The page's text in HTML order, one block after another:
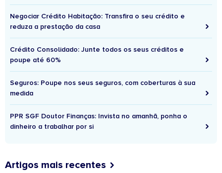
Negociar Crédito Habitação: Transfira o seu crédito e
reduza a prestação da casa
Crédito Consolidado: Junte todos os seus créditos e
poupe até 60%
Seguros: Poupe nos seus seguros, com coberturas à sua
medida
PPR SGF Doutor Finanças: Invista no amanhã, ponha o
dinheiro a trabalhar por si
Artigos mais recentes